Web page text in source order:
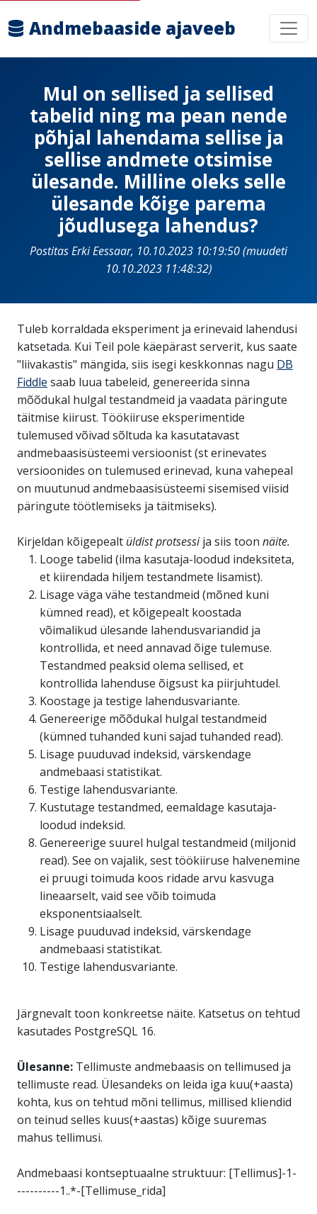
Andmebaaside ajaveeb
Mul on sellised ja sellised
tabelid ning ma pean nende
põhjal lahendama sellise ja
sellise andmete otsimise
ülesande. Milline oleks selle
ülesande kõige parema
jõudlusega lahendus?
Postitas Erki Eessaar, 10.10.2023 10:19:50 (muudeti
10.10.2023 11:48:32)
Tuleb korraldada eksperiment ja erinevaid lahendusi
katsetada. Kui Teil pole käepärast serverit, kus saate
"liivakastis" mängida, siis isegi keskkonnas nagu DB
Fiddle saab luua tabeleid, genereerida sinna
mõõdukal hulgal testandmeid ja vaadata päringute
täitmise kiirust. Töökiiruse eksperimentide
tulemused võivad sõltuda ka kasutatavast
andmebaasisüsteemi versioonist (st erinevates
versioonides on tulemused erinevad, kuna vahepeal
on muutunud andmebaasisüsteemi sisemised viisid
päringute töötlemiseks ja täitmiseks).
Kirjeldan kõigepealt üldist protsessija siis toon näite.
Looge tabelid (ilma kasutaja-loodud indeksiteta,
et kiirendada hiljem testandmete lisamist).
Lisage väga vähe testandmeid (mõned kuni
kümned read), et kõigepealt koostada
võimalikud ülesande lahendusvariandid ja
kontrollida, et need annavad õige tulemuse.
Testandmed peaksid olema sellised, et
kontrollida lahenduse õigsust ka piirjuhtudel.
Koostage ja testige lahendusvariante.
Genereerige mõõdukal hulgal testandmeid
(kümned tuhanded kuni sajad tuhanded read).
Lisage puuduvad indeksid, värskendage
andmebaasi statistikat.
Testige lahendusvariante.
Kustutage testandmed, eemaldage kasutaja-
loodud indeksid.
Genereerige suurel hulgal testandmeid (miljonid
read). See on vajalik, sest töökiiruse halvenemine
ei pruugi toimuda koos ridade arvu kasvuga
lineaarselt, vaid see võib toimuda
eksponentsiaalselt.
Lisage puuduvad indeksid, värskendage
andmebaasi statistikat.
Testige lahendusvariante.
Järgnevalt toon konkreetse näite. Katsetus on tehtud
kasutades PostgreSQL 16.
Ülesanne: Tellimuste andmebaasis on tellimused ja
tellimuste read. Ülesandeks on leida iga kuu(+aasta)
kohta, kus on tehtud mõni tellimus, millised kliendid
on teinud selles kuus(+aastas) kõige suuremas
mahus tellimusi.
Andmebaasi kontseptuaalne struktuur: [Tellimus]-1-
----------1..*-[Tellimuse_rida]